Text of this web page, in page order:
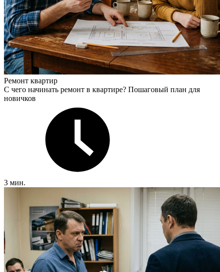
Ремонт квартир
С чего начинать ремонт в квартире? Пошаговый план для
новичков
3 мин.